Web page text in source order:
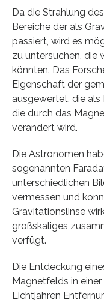
Da die Strahlung
Bereiche der als
passiert, wird es
zu untersuchen, die
könnten. Das
Eigenschaft der
ausgewertet, die
die durch das
verändert wird.
Die Astronomen
sogenannten
unterschiedlichen
vermessen und
Gravitationslinse
großskaliges
verfügt.
Die Entdeckung
Magnetfelds in
Lichtjahren